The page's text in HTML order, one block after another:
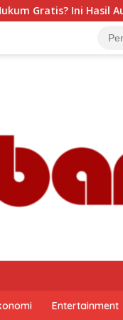
DJP Jawa
Entertainment